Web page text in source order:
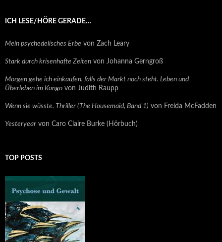
ICH LESE/HÖRE GERADE…
Mein psychedelisches Erbe von Zach Leary
Stark durch krisenhafte Zeiten von Johanna Gerngroß
Morgen gehe ich einkaufen, falls der Markt noch steht. Leben und
Überleben im Kongo von Judith Raupp
Wenn sie wüsste. Thriller (The Housemaid, Band 1) von Freida McFadden
Yesteryear von Caro Claire Burke (Hörbuch)
TOP POSTS